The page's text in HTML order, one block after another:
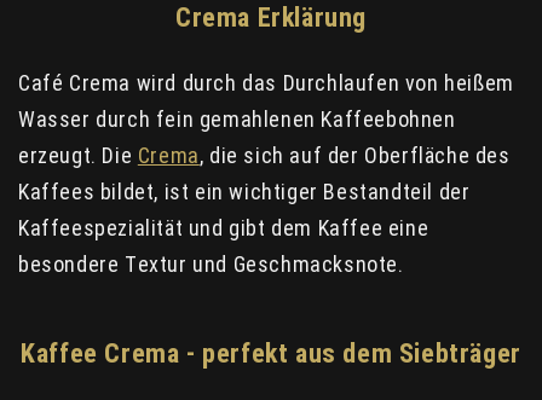
Crema Erklärung
Café Crema wird durch das Durchlaufen von heißem
Wasser durch fein gemahlenen Kaffeebohnen
erzeugt. Die Crema, die sich auf der Oberfläche des
Kaffees bildet, ist ein wichtiger Bestandteil der
Kaffeespezialität und gibt dem Kaffee eine
besondere Textur und Geschmacksnote.
Kaffee Crema - perfekt aus dem Siebträger